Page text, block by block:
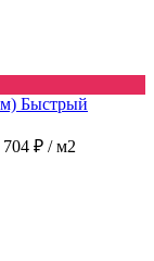
Быстрый
704 ₽ / м2